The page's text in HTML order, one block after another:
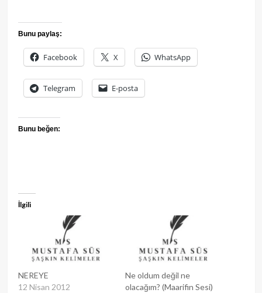
Bunu paylaş:
Facebook X WhatsApp
Telegram E-posta
Bunu beğen:
İlgili
NEREYE
12 Nisan 2012
Ne oldum değil ne
olacağım? (Maarifin Sesi)